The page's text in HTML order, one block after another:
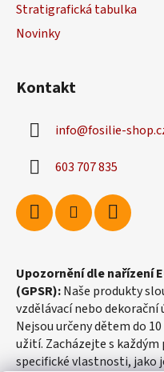
Stratigrafická tabulka
Novinky
Kontakt
info@fosilie-
603 707 835
Upozornění dle nařízení
(GPSR):Naše produkty
vzdělávací nebo dekorační
Nejsou určeny dětem do
užití. Zacházejte s
specifické vlastnosti, jako